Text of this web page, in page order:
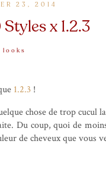
23, 2014
Styles x 1.2.3
looks
1.2.3 !
chose de trop cucul
Du coup, quoi de
de cheveux que vous